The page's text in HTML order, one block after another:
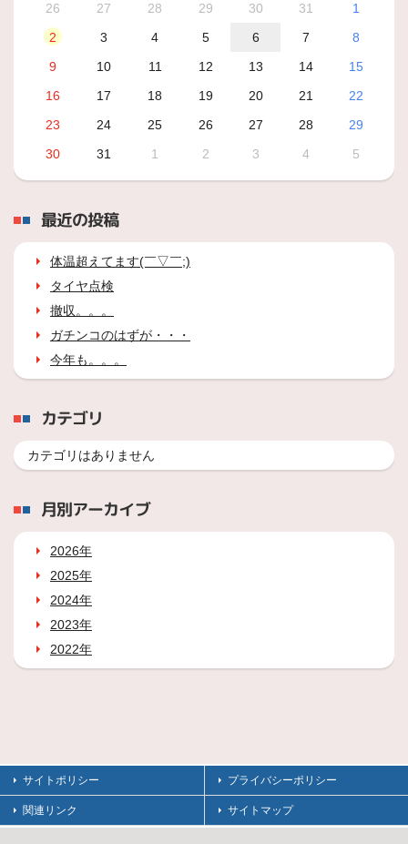
26
27 28 29 30 31
1
2
3 4 5 6 7
8
9
10 11 12 13 14
15
16
17 18 19 20 21
22
23
24 25 26 27 28
29
30
31 1 2 3 4 5
最近の投稿
体温超えてます(￣▽￣;)
タイヤ点検
撤収。。。
ガチンコのはずが・・・
今年も。。。
カテゴリ
カテゴリはありません
月別アーカイブ
2026年
2025年
2024年
2023年
2022年
サイトポリシー プライバシーポリシー
関連リンク サイトマップ